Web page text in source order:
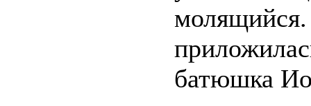
батюшка